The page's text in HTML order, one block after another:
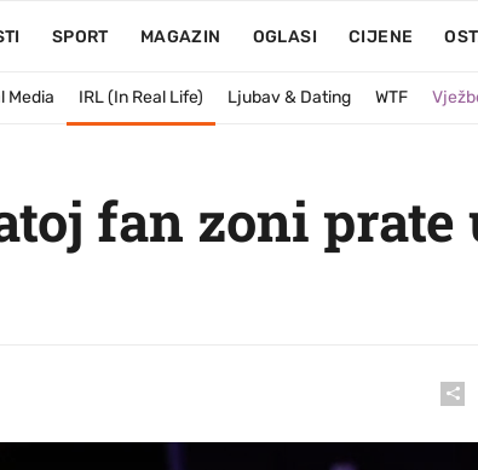
SPORT MAGAZIN OGLASI CIJENE
Media IRL (In Real Life) Ljubav & Dating WTF
fan zoni